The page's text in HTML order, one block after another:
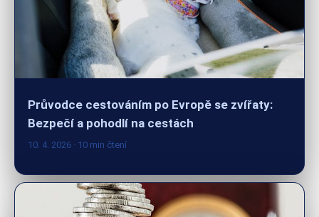
Průvodce cestováním po Evropě se zvířaty:
10. 4. 2026· 10 min čtení